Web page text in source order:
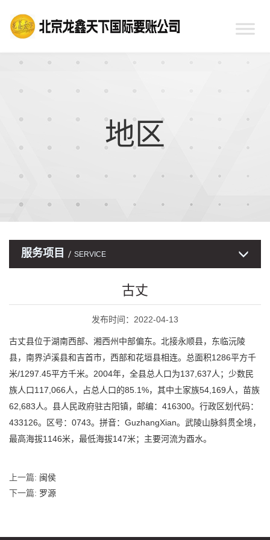
地区
服务项目 SERVICE
古丈
发布时间：2022-04-13
古丈县位于湖南西部、湘西州中部偏东。北接永顺县，东临沅陵
县，南界泸溪县和吉首市，西部和花垣县相连。总面积1286平方千
米/1297.45平方千米。2004年，全县总人口为137,637人；少数民
族人口117,066人，占总人口的85.1%，其中土家族54,169人，苗族
62,683人。县人民政府驻古阳镇，邮编：416300。行政区划代码：
433126。区号：0743。拼音：GuzhangXian。武陵山脉斜贯全境，
最高海拔1146米，最低海拔147米；主要河流为酉水。
上一篇: 闽侯
下一篇: 罗源